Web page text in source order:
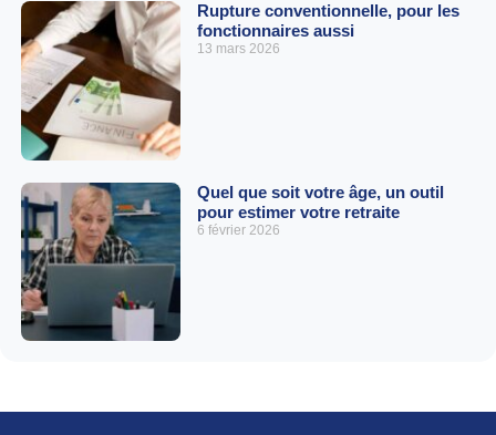
Rupture conventionnelle, pour les
fonctionnaires aussi
13 mars 2026
Quel que soit votre âge, un outil
pour estimer votre retraite
6 février 2026